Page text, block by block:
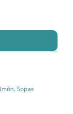
,Sopas